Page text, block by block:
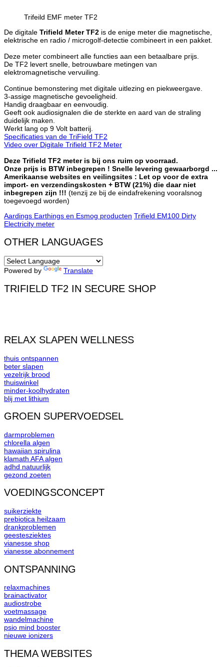
Trifeild EMF meter TF2
De digitale Trifield Meter TF2 is de enige meter die magnetische,
elektrische en radio / microgolf-detectie combineert in een pakket.
Deze meter combineert alle functies aan een betaalbare prijs.
De TF2 levert snelle, betrouwbare metingen van
elektromagnetische vervuiling.
Continue bemonstering met digitale uitlezing en piekweergave.
3-assige magnetische gevoeligheid.
Handig draagbaar en eenvoudig.
Geeft ook audiosignalen die de sterkte en aard van de straling
duidelijk maken.
Werkt lang op 9 Volt batterij.
Specificaties van de TriField TF2
Video over Digitale Trifield TF2 Meter
Deze Trifield TF2 meter is bij ons ruim op voorraad.
Onze prijs is BTW inbegrepen ! Snelle levering gewaarborgd ...
Amerikaanse websites en veilingsites : Let op voor de extra
import- en verzendingskosten + BTW (21%) die daar niet
inbegrepen zijn !!! (tenzij ze bij de eindafrekening vooralsnog
toegevoegd worden)
Aardings Earthings en Esmog producten Trifield EM100 Dirty
Electricity meter
OTHER LANGUAGES
Powered by Translate
TRIFIELD TF2 IN SECURE SHOP
RELAX SLAPEN WELLNESS
thuis ontspannen
beter slapen
vezelrijk brood
thuiswinkel
minder-koolhydraten
blij met lithium
GROEN SUPERVOEDSEL
darmproblemen
chlorella algen
hawaiian spirulina
klamath AFA algen
adhd natuurlijk
gezond zoeten
VOEDINGSCONCEPT
suikerziekte
prebiotica heilzaam
drankproblemen
geestesziektes
vianesse shop
vianesse abonnement
ONTSPANNING
relaxmachines
brainactivator
audiostrobe
voetmassage
wandelmachine
psio mind booster
nieuwe ionizers
THEMA WEBSITES